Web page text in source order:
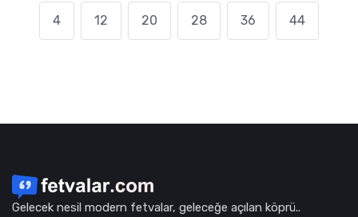
4 12 20 28 36 44
Gelecek nesil modern fetvalar, geleceğe açılan köprü..